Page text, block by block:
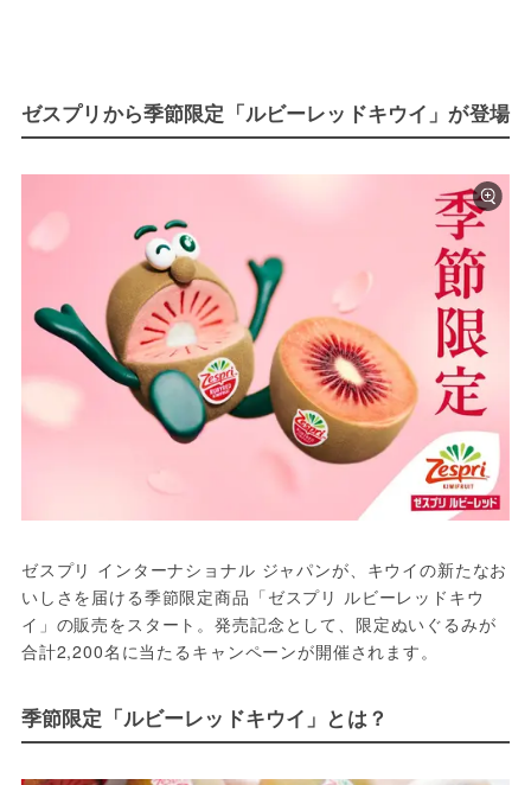
ゼスプリから季節限定「ルビーレッドキウイ」が登場
ゼスプリ インターナショナル ジャパンが、キウイの新たなお
いしさを届ける季節限定商品「ゼスプリ ルビーレッドキウ
イ」の販売をスタート。発売記念として、限定ぬいぐるみが
合計2,200名に当たるキャンペーンが開催されます。
季節限定「ルビーレッドキウイ」とは？